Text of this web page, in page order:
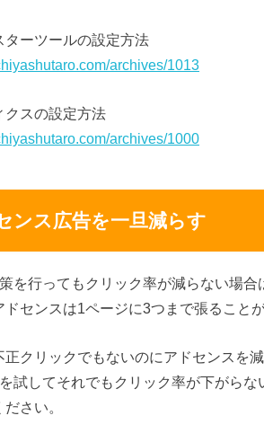
ターツールの設定方法
archives/1013
クスの設定方法
archives/1000
ンス広告を一旦減らす
策を行ってもクリック率が減らない場
ドセンスは1ページに3つまで張ること
正クリックでもないのにアドセンスを
試してそれでもクリック率が下がら
さい。